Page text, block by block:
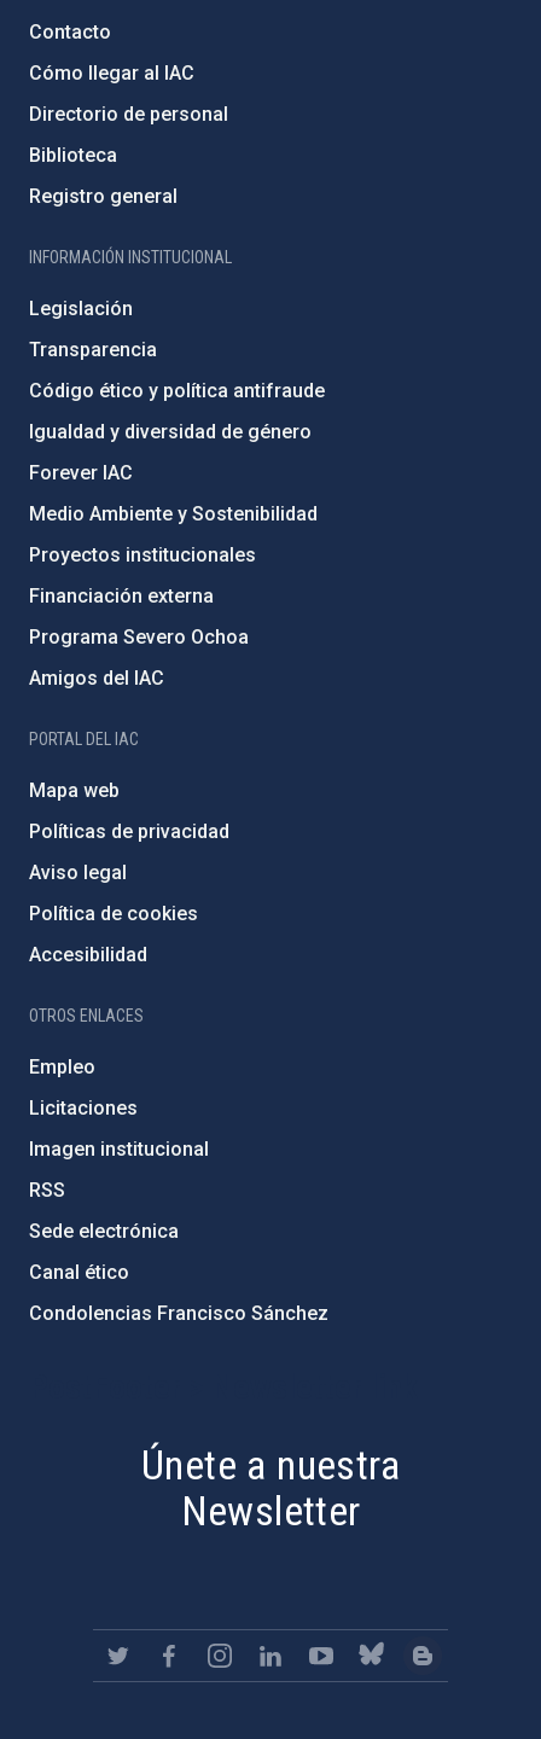
Contacto
Cómo llegar al IAC
Directorio de personal
Biblioteca
Registro general
INFORMACIÓN INSTITUCIONAL
Legislación
Transparencia
Código ético y política antifraude
Igualdad y diversidad de género
Forever IAC
Medio Ambiente y Sostenibilidad
Proyectos institucionales
Financiación externa
Programa Severo Ochoa
Amigos del IAC
PORTAL DEL IAC
Mapa web
Políticas de privacidad
Aviso legal
Política de cookies
Accesibilidad
OTROS ENLACES
Empleo
Licitaciones
Imagen institucional
RSS
Sede electrónica
Canal ético
Condolencias Francisco Sánchez
Únete a nuestra
Newsletter